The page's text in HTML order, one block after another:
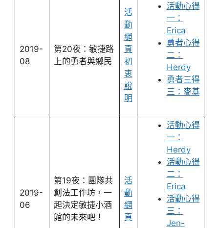
2019-
08
第20夜：敏捷路
上的勇者與鄉民
活
動
網
頁
初
衷
說
明
活動心得
一：
Erica
勇者心得
二：
Herdy
勇者三得
三：麥基
2019-
06
第19夜：團隊共
創法工作坊，一
起決定敏捷小酒
館的未來吧！
活
動
網
頁
活動心得
一：
Herdy
活動心得
二：
Erica
活動心得
三：
Jen-